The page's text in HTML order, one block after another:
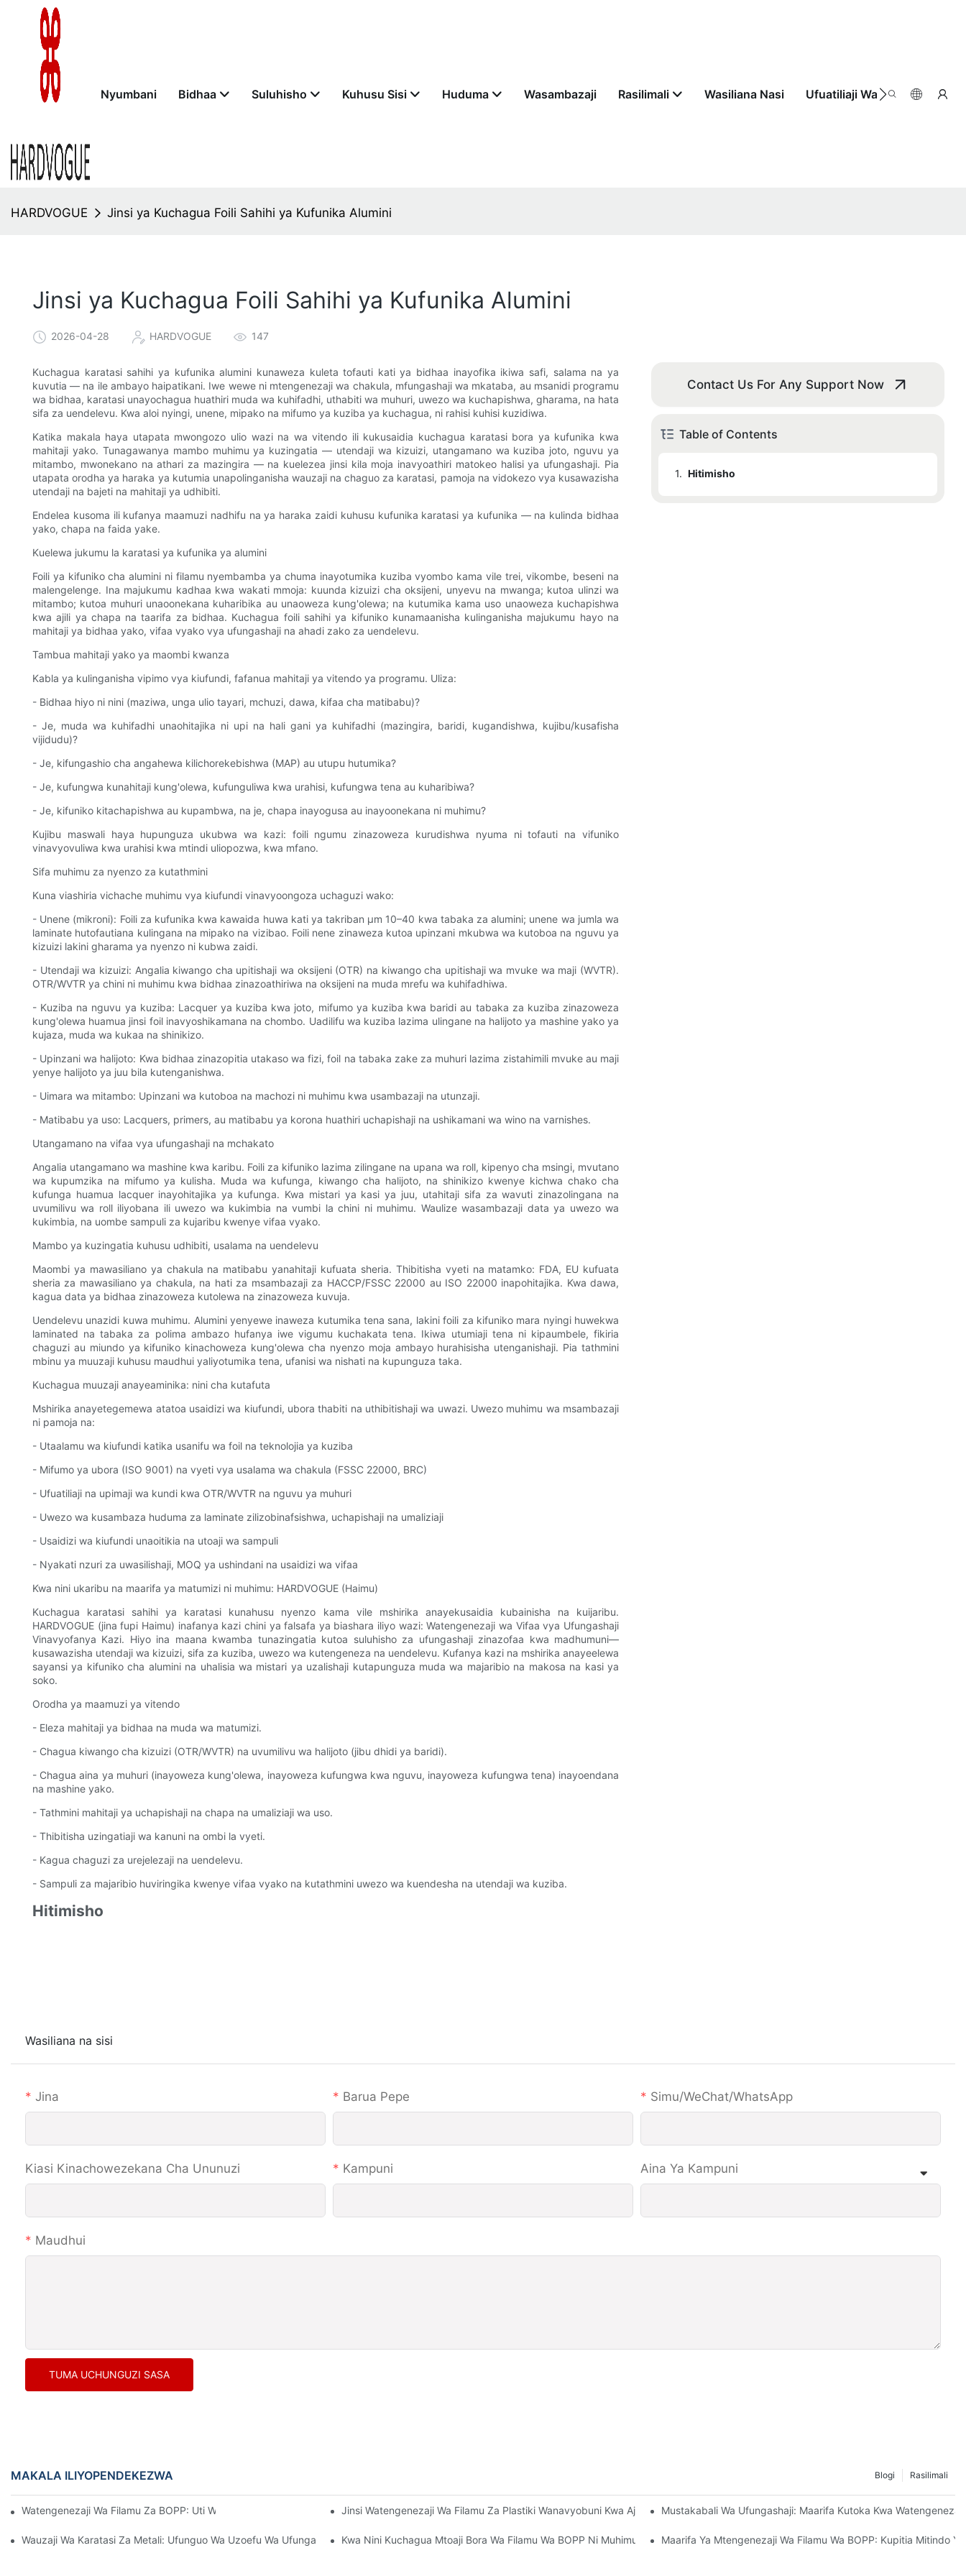
Nyumbani Bidhaa Suluhisho Kuhusu Sisi Huduma Wasambazaji Rasilimali Wasiliana Nasi Ufuatiliaji Wa Agizo
HARDVOGUE Jinsi ya Kuchagua Foili Sahihi ya Kufunika Alumini
Jinsi ya Kuchagua Foili Sahihi ya Kufunika Alumini
2026-04-28 HARDVOGUE 147
Kuchagua karatasi sahihi ya kufunika alumini kunaweza kuleta tofauti kati ya bidhaa inayofika ikiwa safi, salama na ya
kuvutia — na ile ambayo haipatikani. Iwe wewe ni mtengenezaji wa chakula, mfungashaji wa mkataba, au msanidi programu
wa bidhaa, karatasi unayochagua huathiri muda wa kuhifadhi, uthabiti wa muhuri, uwezo wa kuchapishwa, gharama, na hata
sifa za uendelevu. Kwa aloi nyingi, unene, mipako na mifumo ya kuziba ya kuchagua, ni rahisi kuhisi kuzidiwa.
Katika makala haya utapata mwongozo ulio wazi na wa vitendo ili kukusaidia kuchagua karatasi bora ya kufunika kwa
mahitaji yako. Tunagawanya mambo muhimu ya kuzingatia — utendaji wa kizuizi, utangamano wa kuziba joto, nguvu ya
mitambo, mwonekano na athari za mazingira — na kuelezea jinsi kila moja inavyoathiri matokeo halisi ya ufungashaji. Pia
utapata orodha ya haraka ya kutumia unapolinganisha wauzaji na chaguo za karatasi, pamoja na vidokezo vya kusawazisha
utendaji na bajeti na mahitaji ya udhibiti.
Endelea kusoma ili kufanya maamuzi nadhifu na ya haraka zaidi kuhusu kufunika karatasi ya kufunika — na kulinda bidhaa
yako, chapa na faida yake.
Kuelewa jukumu la karatasi ya kufunika ya alumini
Foili ya kifuniko cha alumini ni filamu nyembamba ya chuma inayotumika kuziba vyombo kama vile trei, vikombe, beseni na
malengelenge. Ina majukumu kadhaa kwa wakati mmoja: kuunda kizuizi cha oksijeni, unyevu na mwanga; kutoa ulinzi wa
mitambo; kutoa muhuri unaoonekana kuharibika au unaoweza kung'olewa; na kutumika kama uso unaoweza kuchapishwa
kwa ajili ya chapa na taarifa za bidhaa. Kuchagua foili sahihi ya kifuniko kunamaanisha kulinganisha majukumu hayo na
mahitaji ya bidhaa yako, vifaa vyako vya ufungashaji na ahadi zako za uendelevu.
Tambua mahitaji yako ya maombi kwanza
Kabla ya kulinganisha vipimo vya kiufundi, fafanua mahitaji ya vitendo ya programu. Uliza:
- Bidhaa hiyo ni nini (maziwa, unga ulio tayari, mchuzi, dawa, kifaa cha matibabu)?
- Je, muda wa kuhifadhi unaohitajika ni upi na hali gani ya kuhifadhi (mazingira, baridi, kugandishwa, kujibu/kusafisha
vijidudu)?
- Je, kifungashio cha angahewa kilichorekebishwa (MAP) au utupu hutumika?
- Je, kufungwa kunahitaji kung'olewa, kufunguliwa kwa urahisi, kufungwa tena au kuharibiwa?
- Je, kifuniko kitachapishwa au kupambwa, na je, chapa inayogusa au inayoonekana ni muhimu?
Kujibu maswali haya hupunguza ukubwa wa kazi: foili ngumu zinazoweza kurudishwa nyuma ni tofauti na vifuniko
vinavyovuliwa kwa urahisi kwa mtindi uliopozwa, kwa mfano.
Sifa muhimu za nyenzo za kutathmini
Kuna viashiria vichache muhimu vya kiufundi vinavyoongoza uchaguzi wako:
- Unene (mikroni): Foili za kufunika kwa kawaida huwa kati ya takriban µm 10–40 kwa tabaka za alumini; unene wa jumla wa
laminate hutofautiana kulingana na mipako na vizibao. Foili nene zinaweza kutoa upinzani mkubwa wa kutoboa na nguvu ya
kizuizi lakini gharama ya nyenzo ni kubwa zaidi.
- Utendaji wa kizuizi: Angalia kiwango cha upitishaji wa oksijeni (OTR) na kiwango cha upitishaji wa mvuke wa maji (WVTR).
OTR/WVTR ya chini ni muhimu kwa bidhaa zinazoathiriwa na oksijeni na muda mrefu wa kuhifadhiwa.
- Kuziba na nguvu ya kuziba: Lacquer ya kuziba kwa joto, mifumo ya kuziba kwa baridi au tabaka za kuziba zinazoweza
kung'olewa huamua jinsi foil inavyoshikamana na chombo. Uadilifu wa kuziba lazima ulingane na halijoto ya mashine yako ya
kujaza, muda wa kukaa na shinikizo.
- Upinzani wa halijoto: Kwa bidhaa zinazopitia utakaso wa fizi, foil na tabaka zake za muhuri lazima zistahimili mvuke au maji
yenye halijoto ya juu bila kutenganishwa.
- Uimara wa mitambo: Upinzani wa kutoboa na machozi ni muhimu kwa usambazaji na utunzaji.
- Matibabu ya uso: Lacquers, primers, au matibabu ya korona huathiri uchapishaji na ushikamani wa wino na varnishes.
Utangamano na vifaa vya ufungashaji na mchakato
Angalia utangamano wa mashine kwa karibu. Foili za kifuniko lazima zilingane na upana wa roll, kipenyo cha msingi, mvutano
wa kupumzika na mifumo ya kulisha. Muda wa kufunga, kiwango cha halijoto, na shinikizo kwenye kichwa chako cha
kufunga huamua lacquer inayohitajika ya kufunga. Kwa mistari ya kasi ya juu, utahitaji sifa za wavuti zinazolingana na
uvumilivu wa roll iliyobana ili uwezo wa kukimbia na vumbi la chini ni muhimu. Waulize wasambazaji data ya uwezo wa
kukimbia, na uombe sampuli za kujaribu kwenye vifaa vyako.
Mambo ya kuzingatia kuhusu udhibiti, usalama na uendelevu
Maombi ya mawasiliano ya chakula na matibabu yanahitaji kufuata sheria. Thibitisha vyeti na matamko: FDA, EU kufuata
sheria za mawasiliano ya chakula, na hati za msambazaji za HACCP/FSSC 22000 au ISO 22000 inapohitajika. Kwa dawa,
kagua data ya bidhaa zinazoweza kutolewa na zinazoweza kuvuja.
Uendelevu unazidi kuwa muhimu. Alumini yenyewe inaweza kutumika tena sana, lakini foili za kifuniko mara nyingi huwekwa
laminated na tabaka za polima ambazo hufanya iwe vigumu kuchakata tena. Ikiwa utumiaji tena ni kipaumbele, fikiria
chaguzi au miundo ya kifuniko kinachoweza kung'olewa cha nyenzo moja ambayo hurahisisha utenganishaji. Pia tathmini
mbinu ya muuzaji kuhusu maudhui yaliyotumika tena, ufanisi wa nishati na kupunguza taka.
Kuchagua muuzaji anayeaminika: nini cha kutafuta
Mshirika anayetegemewa atatoa usaidizi wa kiufundi, ubora thabiti na uthibitishaji wa uwazi. Uwezo muhimu wa msambazaji
ni pamoja na:
- Utaalamu wa kiufundi katika usanifu wa foil na teknolojia ya kuziba
- Mifumo ya ubora (ISO 9001) na vyeti vya usalama wa chakula (FSSC 22000, BRC)
- Ufuatiliaji na upimaji wa kundi kwa OTR/WVTR na nguvu ya muhuri
- Uwezo wa kusambaza huduma za laminate zilizobinafsishwa, uchapishaji na umaliziaji
- Usaidizi wa kiufundi unaoitikia na utoaji wa sampuli
- Nyakati nzuri za uwasilishaji, MOQ ya ushindani na usaidizi wa vifaa
Kwa nini ukaribu na maarifa ya matumizi ni muhimu: HARDVOGUE (Haimu)
Kuchagua karatasi sahihi ya karatasi kunahusu nyenzo kama vile mshirika anayekusaidia kubainisha na kuijaribu.
HARDVOGUE (jina fupi Haimu) inafanya kazi chini ya falsafa ya biashara iliyo wazi: Watengenezaji wa Vifaa vya Ufungashaji
Vinavyofanya Kazi. Hiyo ina maana kwamba tunazingatia kutoa suluhisho za ufungashaji zinazofaa kwa madhumuni—
kusawazisha utendaji wa kizuizi, sifa za kuziba, uwezo wa kutengeneza na uendelevu. Kufanya kazi na mshirika anayeelewa
sayansi ya kifuniko cha alumini na uhalisia wa mistari ya uzalishaji kutapunguza muda wa majaribio na makosa na kasi ya
soko.
Orodha ya maamuzi ya vitendo
- Eleza mahitaji ya bidhaa na muda wa matumizi.
- Chagua kiwango cha kizuizi (OTR/WVTR) na uvumilivu wa halijoto (jibu dhidi ya baridi).
- Chagua aina ya muhuri (inayoweza kung'olewa, inayoweza kufungwa kwa nguvu, inayoweza kufungwa tena) inayoendana
na mashine yako.
- Tathmini mahitaji ya uchapishaji na chapa na umaliziaji wa uso.
- Thibitisha uzingatiaji wa kanuni na ombi la vyeti.
- Kagua chaguzi za urejelezaji na uendelevu.
- Sampuli za majaribio huviringika kwenye vifaa vyako na kutathmini uwezo wa kuendesha na utendaji wa kuziba.
Hitimisho
Contact Us For Any Support Now
Table of Contents
1. Hitimisho
Wasiliana na sisi
Jina Barua Pepe Simu/WeChat/WhatsApp
Kiasi Kinachowezekana Cha Ununuzi Kampuni Aina Ya Kampuni
Maudhui
TUMA UCHUNGUZI SASA
MAKALA ILIYOPENDEKEZWA Rasilimali
Blogi
Watengenezaji Wa Filamu Za BOPP: Uti Wa Mgongo Wa Ufungashaji UnaonyumbulikaJinsi Watengenezaji Wa Filamu Za Plastiki Wanavyobuni Kwa Ajili Ya UendelevuMustakabali Wa Ufungashaji: Maarifa Kutoka Kwa
Wauzaji Wa Karatasi Za Metali: Ufunguo Wa Uzoefu Wa Ufungashaji Wa AnasaKwa Nini Kuchagua Mtoaji Bora Wa Filamu Wa BOPP Ni Muhimu Kwa Biashara YakoMaarifa Ya Mtengenezaji Wa Filamu Wa BOPP: Kupitia Mitindo